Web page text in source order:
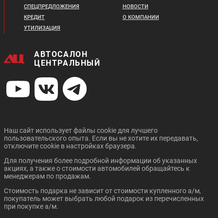
2 389 820 ₽
В кредит от:
32 606 ₽/мес.
2 329 820 ₽
В кредит от:
CHANGAN UNI-T
Цена от:
2 079 720 ₽
28 375 ₽/мес.
2 099 720 ₽
В кредит от:
28 648 ₽/мес.
HAVAL DARGO X CHANGAN CS35 PLUS
NEW
UAZ ОБНОВЛЕННЫЙ
ПИКАП
Цена от:
16 227 ₽/мес.
JAC T6
29 318 ₽/мес.
JAC T8 PRO
СПЕЦПРЕДЛОЖЕНИЯ
КРЕДИТ
УТИЛИЗАЦИЯ
НОВОСТИ
О КОМПАНИИ
АВТОСАЛОН
ЦЕНТРАЛЬНЫЙ
Наш сайт использует файлы cookie для лучшего
пользовательского опыта. Если вы не хотите их передавать,
отключите cookie в настройках браузера.
Для получения более подробной информации об указанных
акциях, а также о стоимости автомобилей обращайтесь к
менеджерам по продажам.
Стоимость подарка не зависит от стоимости купленного а/м,
покупатель может выбрать любой подарок из перечисленных
при покупке а/м.